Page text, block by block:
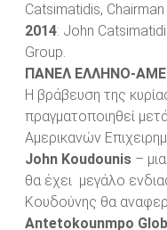
Catsimatidis,
2014: John
Group.
ΠΑΝΕΛ ΕΛΛΗΝΟ-
H βράβευση της
πραγματοποιηθεί
Αμερικανών
John Koudounis –
θα έχει μεγάλο
Κουδούνης θα
Antetokounmpo